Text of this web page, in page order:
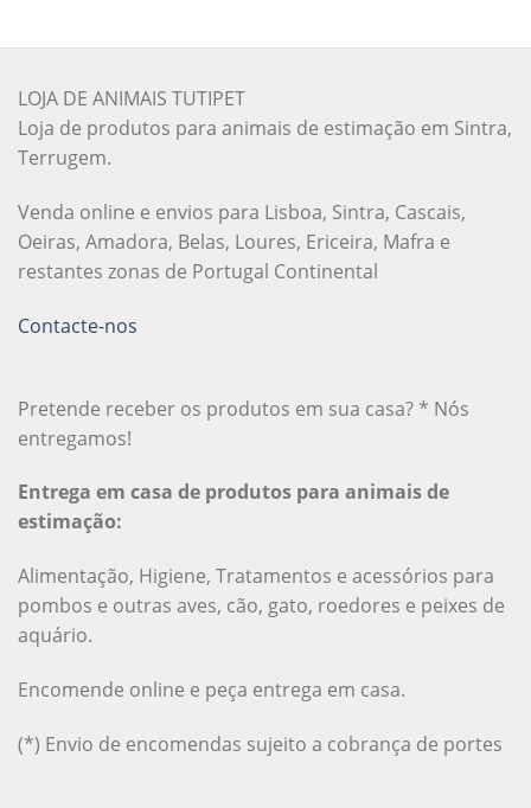
LOJA DE ANIMAIS TUTIPET
Loja de produtos para animais de estimação em Sintra,
Terrugem.
Venda online e envios para Lisboa, Sintra, Cascais,
Oeiras, Amadora, Belas, Loures, Ericeira, Mafra e
restantes zonas de Portugal Continental
Contacte-nos
Pretende receber os produtos em sua casa? * Nós
entregamos!
Entrega em casa de produtos para animais de
estimação:
Alimentação, Higiene, Tratamentos e acessórios para
pombos e outras aves, cão, gato, roedores e peixes de
aquário.
Encomende online e peça entrega em casa.
(*) Envio de encomendas sujeito a cobrança de portes